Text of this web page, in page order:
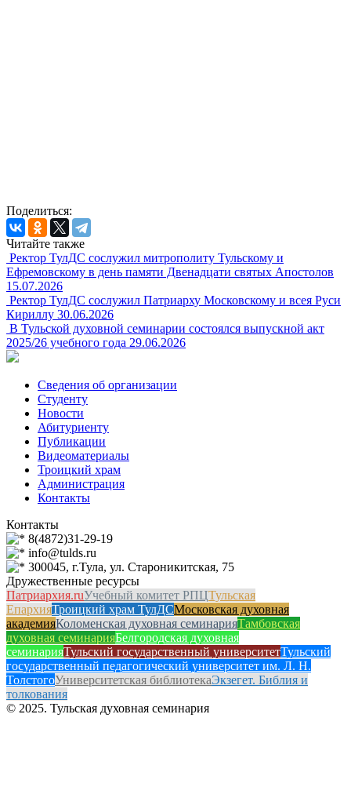
Поделиться:
Читайте также
Ректор ТулДС сослужил митрополиту Тульскому и
Ефремовскому в день памяти Двенадцати святых Апостолов
15.07.2026
Ректор ТулДС сослужил Патриарху Московскому и всея Руси
Кириллу 30.06.2026
В Тульской духовной семинарии состоялся выпускной акт
2025/26 учебного года 29.06.2026
Сведения об организации
Студенту
Новости
Абитуриенту
Публикации
Видеоматериалы
Троицкий храм
Администрация
Контакты
Контакты
8(4872)31-29-19
info@tulds.ru
300045, г.Тула, ул. Староникитская, 75
Дружественные ресурсы
Патриархия.ruУчебный комитет РПЦТульская
ЕпархияТроицкий храм ТулДСМосковская духовная
академияКоломенская духовная семинарияТамбовская
духовная семинарияБелгородская духовная
семинарияТульский государственный университетТульский
государственный педагогический университет им. Л. Н.
ТолстогоУниверситетская библиотекаЭкзегет. Библия и
толкования
© 2025. Тульская духовная семинария